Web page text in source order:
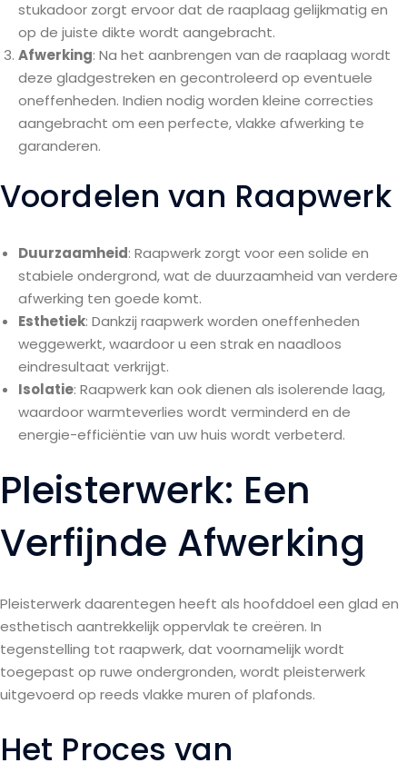
stukadoor zorgt ervoor dat de raaplaag gelijkmatig en
op de juiste dikte wordt aangebracht.
Afwerking: Na het aanbrengen van de raaplaag wordt
deze gladgestreken en gecontroleerd op eventuele
oneffenheden. Indien nodig worden kleine correcties
aangebracht om een perfecte, vlakke afwerking te
garanderen.
Voordelen van Raapwerk
Duurzaamheid: Raapwerk zorgt voor een solide en
stabiele ondergrond, wat de duurzaamheid van verdere
afwerking ten goede komt.
Esthetiek: Dankzij raapwerk worden oneffenheden
weggewerkt, waardoor u een strak en naadloos
eindresultaat verkrijgt.
Isolatie: Raapwerk kan ook dienen als isolerende laag,
waardoor warmteverlies wordt verminderd en de
energie-efficiëntie van uw huis wordt verbeterd.
Pleisterwerk: Een
Verfijnde Afwerking
Pleisterwerk daarentegen heeft als hoofddoel een glad en
esthetisch aantrekkelijk oppervlak te creëren. In
tegenstelling tot raapwerk, dat voornamelijk wordt
toegepast op ruwe ondergronden, wordt pleisterwerk
uitgevoerd op reeds vlakke muren of plafonds.
Het Proces van